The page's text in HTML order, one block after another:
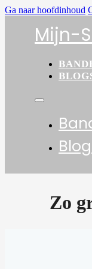
Ga naar hoofdinhoud
Mijn-
Zo